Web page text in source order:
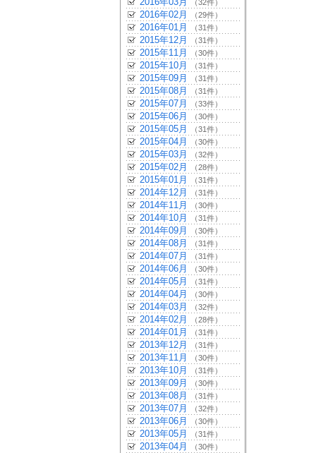
（32件）
2016年02月 （29件）
2016年01月 （31件）
2015年12月 （31件）
2015年11月 （30件）
2015年10月 （31件）
2015年09月 （31件）
2015年08月 （31件）
2015年07月 （33件）
2015年06月 （30件）
2015年05月 （31件）
2015年04月 （30件）
2015年03月 （32件）
2015年02月 （28件）
2015年01月 （31件）
2014年12月 （31件）
2014年11月 （30件）
2014年10月 （31件）
2014年09月 （30件）
2014年08月 （31件）
2014年07月 （31件）
2014年06月 （30件）
2014年05月 （31件）
2014年04月 （30件）
2014年03月 （32件）
2014年02月 （28件）
2014年01月 （31件）
2013年12月 （31件）
2013年11月 （30件）
2013年10月 （31件）
2013年09月 （30件）
2013年08月 （31件）
2013年07月 （32件）
2013年06月 （30件）
2013年05月 （31件）
2013年04月 （30件）